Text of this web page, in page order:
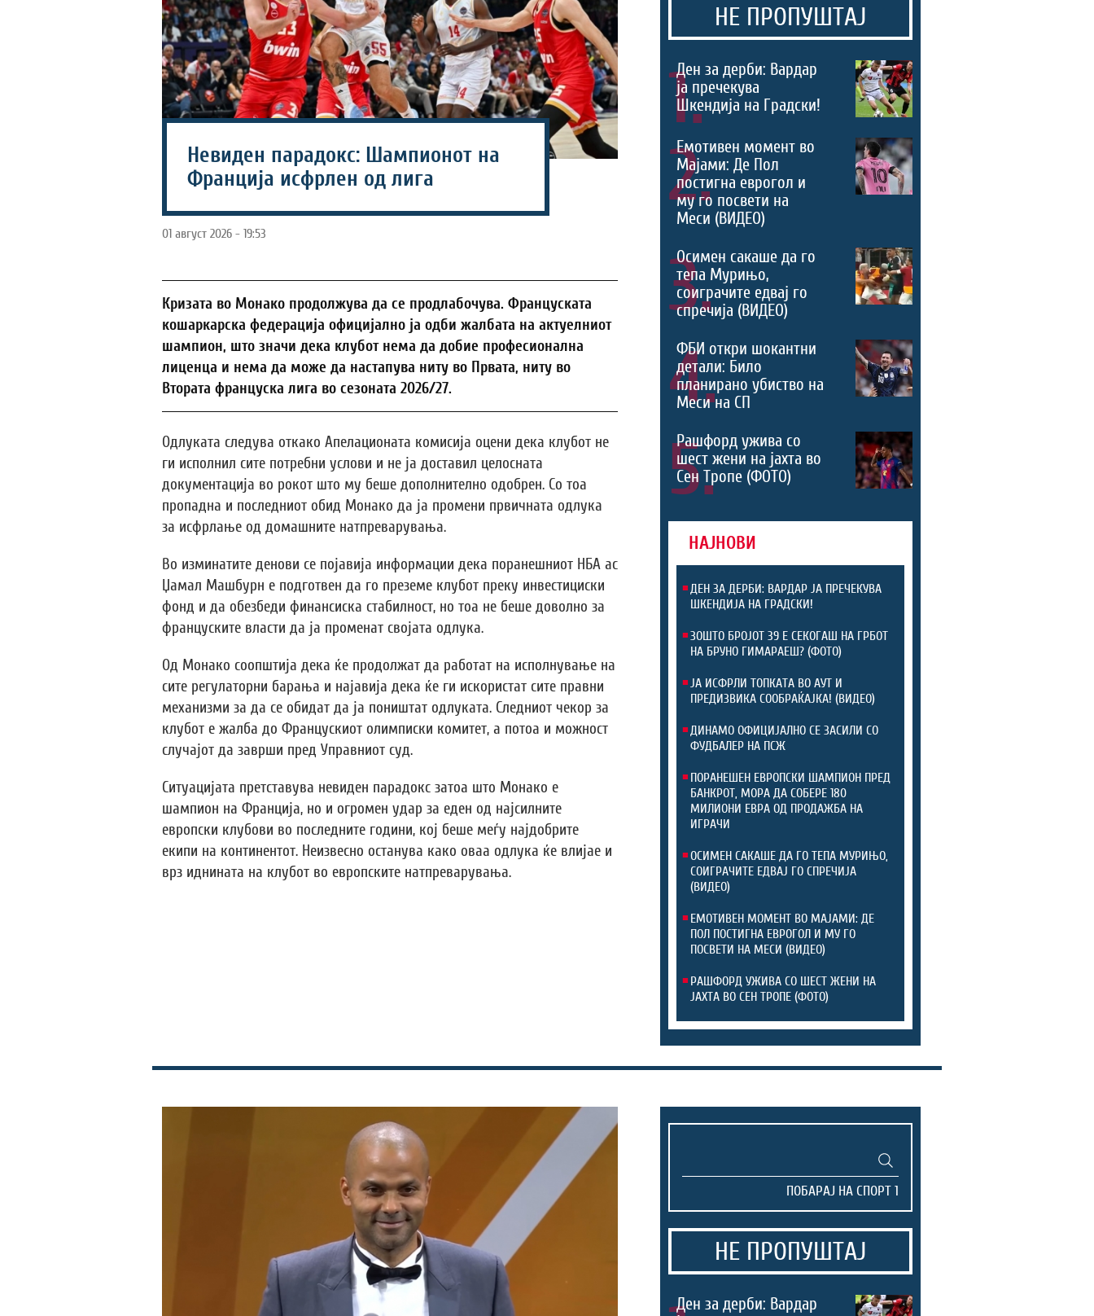
Невиден парадокс: Шампионот на
Франција исфрлен од лига
01 август 2026 - 19:53
Кризата во Монако продолжува да се продлабочува. Француската
кошаркарска федерација официјално ја одби жалбата на актуелниот
шампион, што значи дека клубот нема да добие професионална
лиценца и нема да може да настапува ниту во Првата, ниту во
Втората француска лига во сезоната 2026/27.
Одлуката следува откако Апелационата комисија оцени дека клубот не
ги исполнил сите потребни услови и не ја доставил целосната
документација во рокот што му беше дополнително одобрен. Со тоа
пропадна и последниот обид Монако да ја промени првичната одлука
за исфрлање од домашните натпреварувања.
Во изминатите денови се појавија информации дека поранешниот НБА ас
Џамал Машбурн е подготвен да го преземе клубот преку инвестициски
фонд и да обезбеди финансиска стабилност, но тоа не беше доволно за
француските власти да ја променат својата одлука.
Од Монако соопштија дека ќе продолжат да работат на исполнување на
сите регулаторни барања и најавија дека ќе ги искористат сите правни
механизми за да се обидат да ја поништат одлуката. Следниот чекор за
клубот е жалба до Францускиот олимписки комитет, а потоа и можност
случајот да заврши пред Управниот суд.
Ситуацијата претставува невиден парадокс затоа што Монако е
шампион на Франција, но и огромен удар за еден од најсилните
европски клубови во последните години, кој беше меѓу најдобрите
екипи на континентот. Неизвесно останува како оваа одлука ќе влијае и
врз иднината на клубот во европските натпреварувања.
НЕ ПРОПУШТАЈ
1.
Ден за дерби: Вардар
ја пречекува
Шкендија на Градски!
2.
Емотивен момент во
Мајами: Де Пол
постигна еврогол и
му го посвети на
Меси (ВИДЕО)
3.
Осимен сакаше да го
тепа Мурињо,
соиграчите едвај го
спречија (ВИДЕО)
4.
ФБИ откри шокантни
детали: Било
планирано убиство на
Меси на СП
5.
Рашфорд ужива со
шест жени на јахта во
Сен Тропе (ФОТО)
НАЈНОВИ
ДЕН ЗА ДЕРБИ: ВАРДАР ЈА ПРЕЧЕКУВА
ШКЕНДИЈА НА ГРАДСКИ!
ЗОШТО БРОЈОТ 39 Е СЕКОГАШ НА ГРБОТ
НА БРУНО ГИМАРАЕШ? (ФОТО)
ЈА ИСФРЛИ ТОПКАТА ВО АУТ И
ПРЕДИЗВИКА СООБРАЌАЈКА! (ВИДЕО)
ДИНАМО ОФИЦИЈАЛНО СЕ ЗАСИЛИ СО
ФУДБАЛЕР НА ПСЖ
ПОРАНЕШЕН ЕВРОПСКИ ШАМПИОН ПРЕД
БАНКРОТ, МОРА ДА СОБЕРЕ 180
МИЛИОНИ ЕВРА ОД ПРОДАЖБА НА
ИГРАЧИ
ОСИМЕН САКАШЕ ДА ГО ТЕПА МУРИЊО,
СОИГРАЧИТЕ ЕДВАЈ ГО СПРЕЧИЈА
(ВИДЕО)
ЕМОТИВЕН МОМЕНТ ВО МАЈАМИ: ДЕ
ПОЛ ПОСТИГНА ЕВРОГОЛ И МУ ГО
ПОСВЕТИ НА МЕСИ (ВИДЕО)
РАШФОРД УЖИВА СО ШЕСТ ЖЕНИ НА
ЈАХТА ВО СЕН ТРОПЕ (ФОТО)
НЕ ПРОПУШТАЈ
Ден за дерби: Вардар